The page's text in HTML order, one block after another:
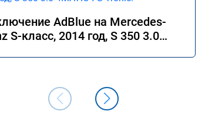
AdBlue на Mercedes-
S-класс, 2014 год, S 350 3.0